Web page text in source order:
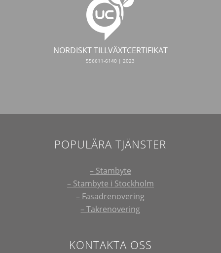
NORDISKT TILLVÄXTCERTIFIKAT
556611-6140 | 2023
POPULÄRA TJÄNSTER
– Stambyte
– Stambyte i Stockholm
– Fasadrenovering
– Takrenovering
KONTAKTA OSS